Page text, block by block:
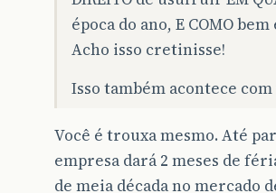
época do ano, E COMO
Acho isso cretinisse!
Isso também acontece com
Você é trouxa mesmo. Até
empresa dará 2 meses de
de meia década no mercado